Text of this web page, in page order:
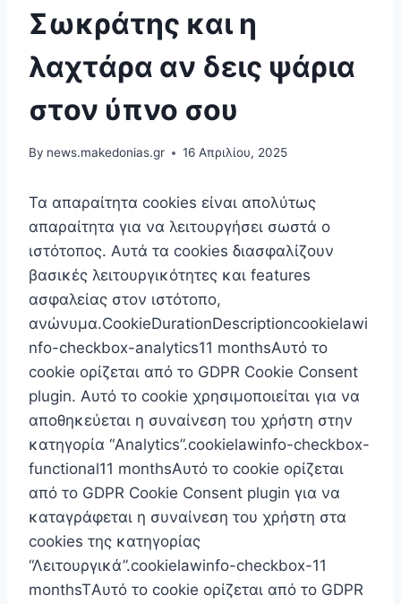
Σωκράτης και η
λαχτάρα αν δεις ψάρια
στον ύπνο σου
By news.makedonias.gr 16 Απριλίου, 2025
Τα απαραίτητα cookies είναι απoλύτως
απαραίτητα για να λειτουργήσει σωστά ο
ιστότοπος. Αυτά τα cookies διασφαλίζουν
βασικές λειτουργικότητες και features
ασφαλείας στον ιστότοπο,
ανώνυμα.CookieDurationDescriptioncookielawi
nfo-checkbox-analytics11 monthsΑυτό το
cookie ορίζεται από το GDPR Cookie Consent
plugin. Αυτό το cookie χρησιμοποιείται για να
αποθηκεύεται η συναίνεση του χρήστη στην
κατηγορία “Analytics”.cookielawinfo-checkbox-
functional11 monthsΑυτό το cookie ορίζεται
από το GDPR Cookie Consent plugin για να
καταγράφεται η συναίνεση του χρήστη στα
cookies της κατηγορίας
“Λειτουργικά”.cookielawinfo-checkbox-11
monthsTΑυτό το cookie ορίζεται από το GDPR